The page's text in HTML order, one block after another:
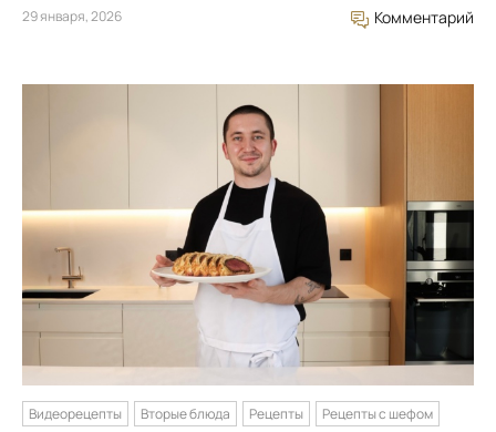
29 января, 2026 Комментарий
Видеорецепты Вторые блюда Рецепты Рецепты с шефом